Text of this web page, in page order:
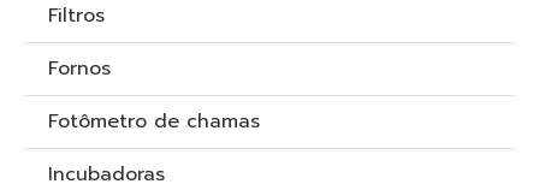
Filtros
Fornos
Fotômetro de chamas
Incubadoras